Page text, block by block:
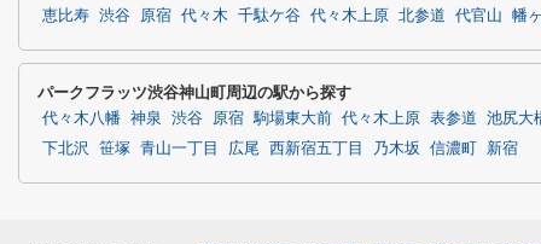
恵比寿 渋谷 原宿 代々木 千駄ケ谷 代々木上原 北参道 代官山 幡
パークフラッツ渋谷神山町周辺の駅から探す
代々木八幡 神泉 渋谷 原宿 駒場東大前 代々木上原 表参道
池尻大
下北沢
笹塚 青山一丁目 広尾 西新宿五丁目 乃木坂 信濃町 新宿